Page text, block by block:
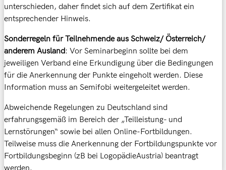
unterschieden, daher findet sich auf dem Zertifikat ein
entsprechender Hinweis.
Sonderregeln für Teilnehmende aus Schweiz/ Österreich/
anderem Ausland: Vor Seminarbeginn sollte bei dem
jeweiligen Verband eine Erkundigung über die Bedingungen
für die Anerkennung der Punkte eingeholt werden. Diese
Information muss an Semifobi weitergeleitet werden.
Abweichende Regelungen zu Deutschland sind
erfahrungsgemäß im Bereich der „Teilleistung- und
Lernstörungen“ sowie bei allen Online-Fortbildungen.
Teilweise muss die Anerkennung der Fortbildungspunkte vor
Fortbildungsbeginn (zB bei LogopädieAustria) beantragt